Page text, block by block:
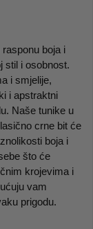
boja i
stil i osobnost.
i smjelije,
i apstraktni
Naše tunike u
crne bit će
boja i
što će
krojevima i
vam
prigodu.